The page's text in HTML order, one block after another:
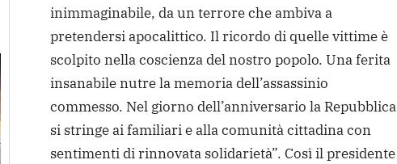
inimmaginabile, da un terrore che ambiva a
pretendersi apocalittico. Il ricordo di quelle vittime è
scolpito nella coscienza del nostro popolo. Una ferita
insanabile nutre la memoria dell’assassinio
commesso. Nel giorno dell’anniversario la Repubblica
si stringe ai familiari e alla comunità cittadina con
sentimenti di rinnovata solidarietà”. Così il presidente